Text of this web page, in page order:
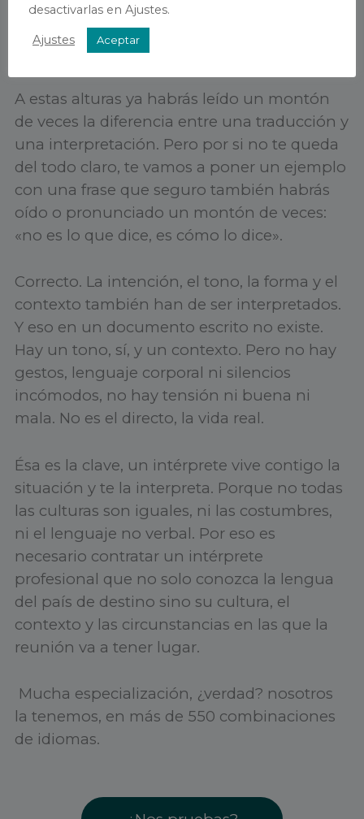
A estas alturas ya habrás leído un montón
de veces la diferencia entre una traducción y
una interpretación. Pero por si no te queda
del todo claro, te vamos a poner un ejemplo
con una frase que seguro también habrás
oído o pronunciado un montón de veces:
«no es lo que dice, es cómo lo dice».
Correcto. La intención, el tono, la forma y el
contexto también han de ser interpretados.
Y eso en un documento escrito no existe.
Hay un tono, sí, y un contexto. Pero no hay
gestos, lenguaje corporal ni silencios
incómodos, no hay tensión ni buena ni
mala. No es el directo, la vida real.
Ésa es la clave, un intérprete vive contigo la
situación y te la interpreta. Porque no todas
las culturas son iguales, ni las costumbres,
ni el lenguaje no verbal. Por eso es
necesario contratar un intérprete
profesional que no solo conozca la lengua
del país de destino sino su cultura, el
contexto y las circunstancias en las que la
reunión va a tener lugar.
Mucha especialización, ¿verdad? nosotros
la tenemos, en más de 550 combinaciones
de idiomas.
desactivarlas en Ajustes.
Ajustes Aceptar